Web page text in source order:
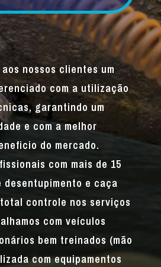
nossos clientes um
com a utilização
garantindo um
e com a melhor
do mercado.
com mais de 15
desentupimento e caça
controle nos serviços
com veículos
bem treinados (mão
com equipamentos